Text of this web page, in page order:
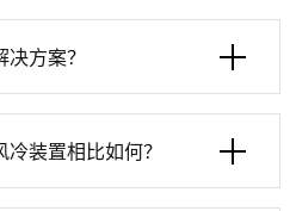
方案？
装置相比如何？